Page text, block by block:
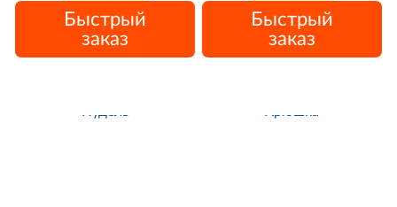
Быстрый
заказ
Быстрый
заказ